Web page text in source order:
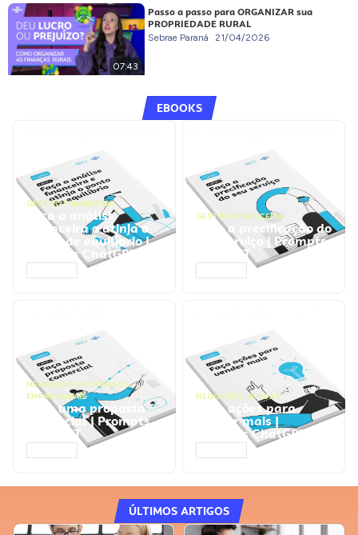
07:43
Passo a passo para ORGANIZAR sua
PROPRIEDADE RURAL
Sebrae Paraná 21/04/2026
EBOOKS
GESTÃO FINANCEIRA
Faça a análise
financeira e atinja o
ponto de equilíbrio |
Prompts ChatGPT
GESTÃO FINANCEIRA
Faça a precificação do
seu serviço | Prompts
ChatGPT
NEGÓCIOS, PROCESSOS
EMPRESARIAIS
Faça uma proposta
comercial | Prompts
ChatGPT
NEGÓCIOS, VENDAS
Faça ações para
vender mais |
Prompts ChatGPT
ÚLTIMOS ARTIGOS